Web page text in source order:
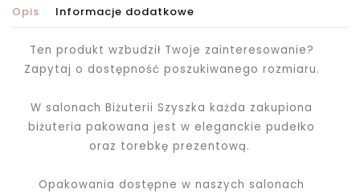
Opis Informacje dodatkowe
Ten produkt wzbudził Twoje zainteresowanie?
Zapytaj o dostępność poszukiwanego rozmiaru.
W salonach Biżuterii Szyszka każda zakupiona
biżuteria pakowana jestw eleganckie pudełko
oraz torebkę prezentową.
Opakowania dostępne w naszych salonach